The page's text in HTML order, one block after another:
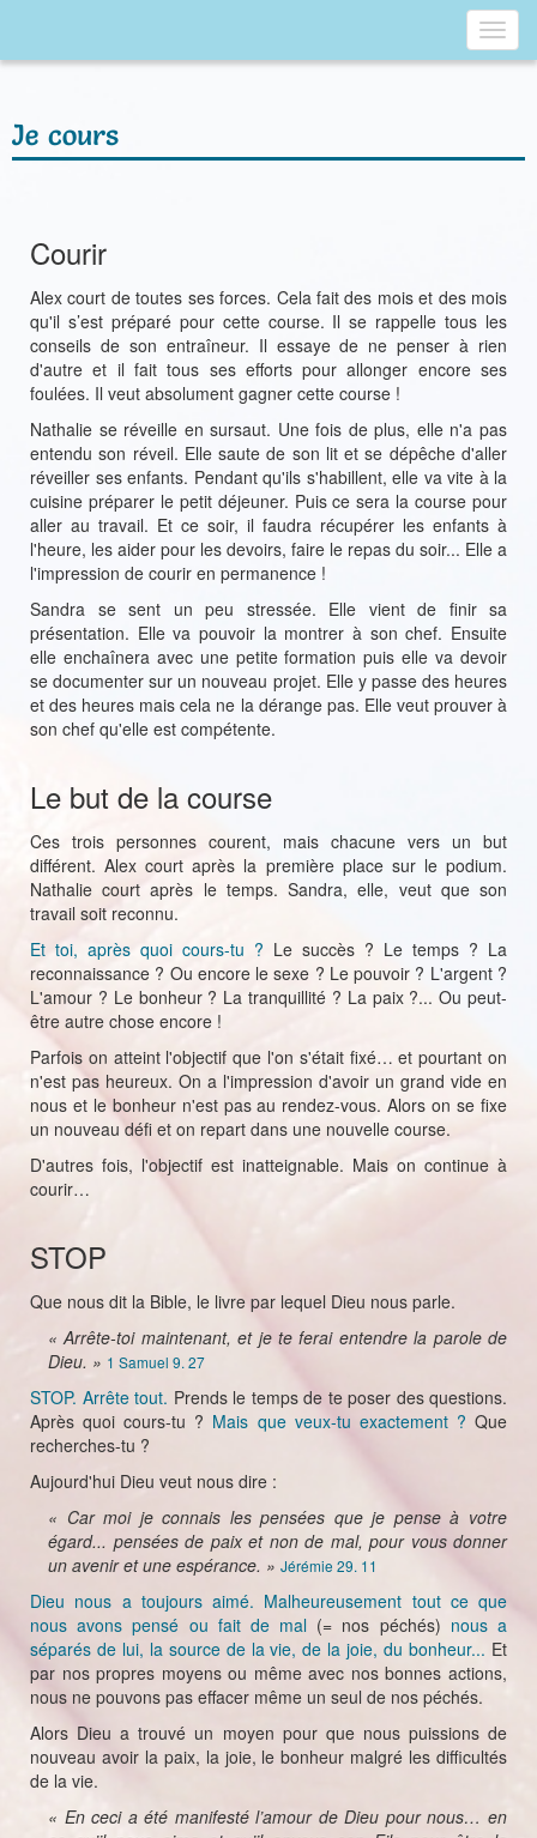
Je cours
Courir
Alex court de toutes ses forces. Cela fait des mois et des mois
qu'il s’est préparé pour cette course. Il se rappelle tous les
conseils de son entraîneur. Il essaye de ne penser à rien
d'autre et il fait tous ses efforts pour allonger encore ses
foulées. Il veut absolument gagner cette course !
Nathalie se réveille en sursaut. Une fois de plus, elle n'a pas
entendu son réveil. Elle saute de son lit et se dépêche d'aller
réveiller ses enfants. Pendant qu'ils s'habillent, elle va vite à la
cuisine préparer le petit déjeuner. Puis ce sera la course pour
aller au travail. Et ce soir, il faudra récupérer les enfants à
l'heure, les aider pour les devoirs, faire le repas du soir... Elle a
l'impression de courir en permanence !
Sandra se sent un peu stressée. Elle vient de finir sa
présentation. Elle va pouvoir la montrer à son chef. Ensuite
elle enchaînera avec une petite formation puis elle va devoir
se documenter sur un nouveau projet. Elle y passe des heures
et des heures mais cela ne la dérange pas. Elle veut prouver à
son chef qu'elle est compétente.
Le but de la course
Ces trois personnes courent, mais chacune vers un but
différent. Alex court après la première place sur le podium.
Nathalie court après le temps. Sandra, elle, veut que son
travail soit reconnu.
Et toi, après quoi cours-tu ? Le succès ? Le temps ? La
reconnaissance ? Ou encore le sexe ? Le pouvoir ? L'argent ?
L'amour ? Le bonheur ? La tranquillité ? La paix ?... Ou peut-
être autre chose encore !
Parfois on atteint l'objectif que l'on s'était fixé… et pourtant on
n'est pas heureux. On a l'impression d'avoir un grand vide en
nous et le bonheur n'est pas au rendez-vous. Alors on se fixe
un nouveau défi et on repart dans une nouvelle course.
D'autres fois, l'objectif est inatteignable. Mais on continue à
courir…
STOP
Que nous dit la Bible, le livre par lequel Dieu nous parle.
« Arrête-toi maintenant, et je te ferai entendre la parole de
Dieu. » 1 Samuel 9. 27
STOP. Arrête tout. Prends le temps de te poser des questions.
Après quoi cours-tu ? Mais que veux-tu exactement ? Que
recherches-tu ?
Aujourd'hui Dieu veut nous dire :
« Car moi je connais les pensées que je pense à votre
égard... pensées de paix et non de mal, pour vous donner
un avenir et une espérance. » Jérémie 29. 11
Dieu nous a toujours aimé. Malheureusement tout ce que
nous avons pensé ou fait de mal (= nos péchés) nous a
séparés de lui, la source de la vie, de la joie, du bonheur... Et
par nos propres moyens ou même avec nos bonnes actions,
nous ne pouvons pas effacer même un seul de nos péchés.
Alors Dieu a trouvé un moyen pour que nous puissions de
nouveau avoir la paix, la joie, le bonheur malgré les difficultés
de la vie.
« En ceci a été manifesté l’amour de Dieu pour nous… en